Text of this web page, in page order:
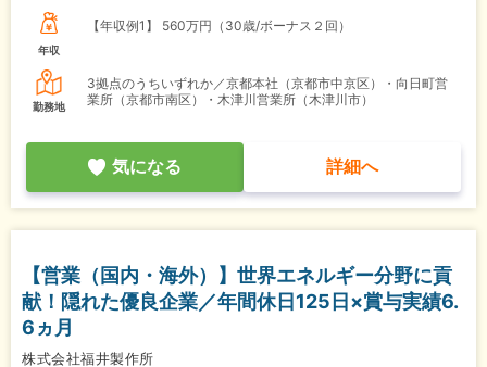
年収
【年収例1】 560万円（30歳/ボーナス２回）
勤務地
3拠点のうちいずれか／京都本社（京都市中京区）・向日町営
業所（京都市南区）・木津川営業所（木津川市）
気になる 詳細へ
【営業（国内・海外）】世界エネルギー分野に貢
献！隠れた優良企業／年間休日125日×賞与実績6.
6ヵ月
株式会社福井製作所